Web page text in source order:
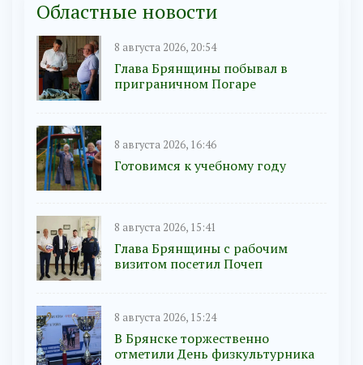
Областные новости
8 августа 2026, 20:54
Глава Брянщины побывал в
приграничном Погаре
8 августа 2026, 16:46
Готовимся к учебному году
8 августа 2026, 15:41
Глава Брянщины с рабочим
визитом посетил Почеп
8 августа 2026, 15:24
В Брянске торжественно
отметили День физкультурника